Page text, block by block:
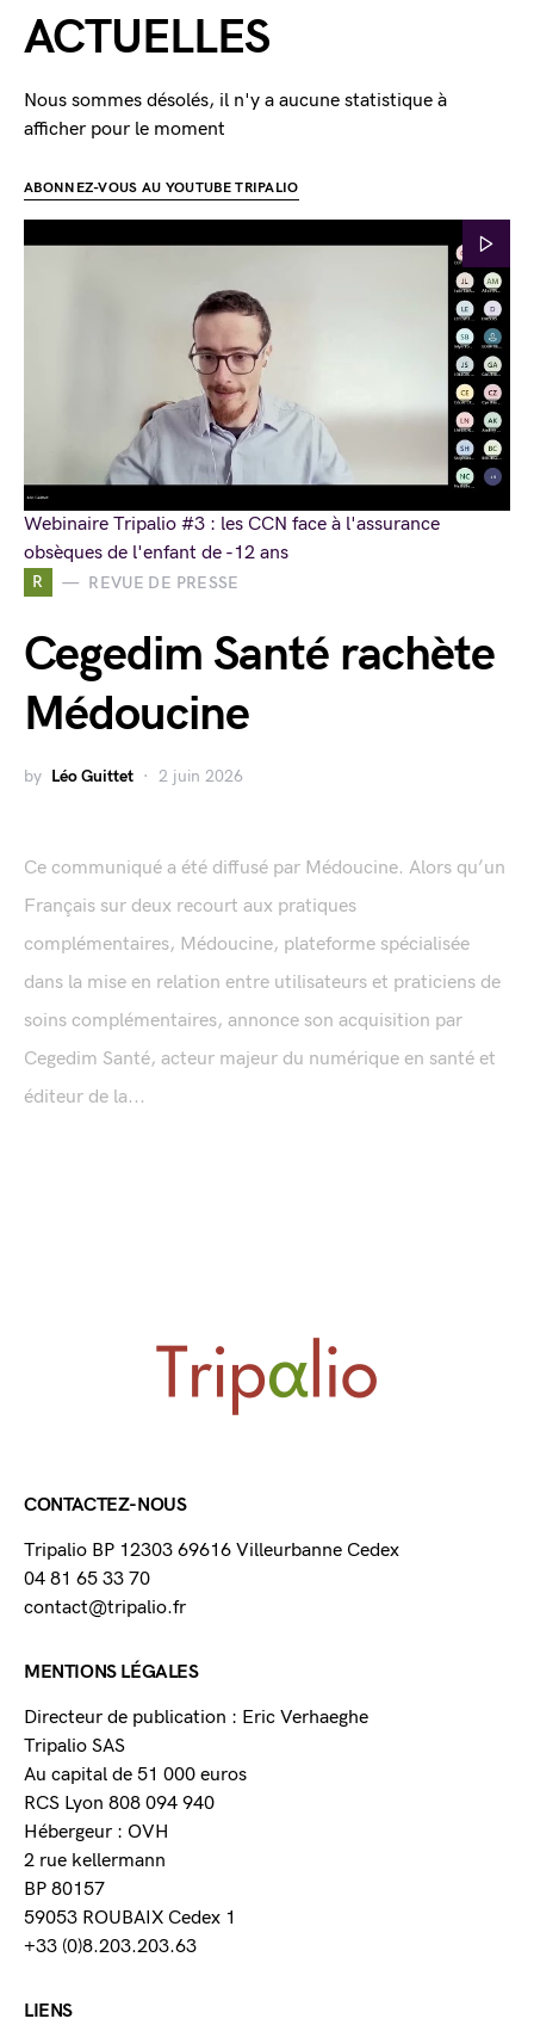
R REVUE DE PRESSE
Cegedim Santé rachète
Médoucine
by Léo Guittet 2 juin 2026
Ce communiqué a été diffusé par Médoucine. Alors qu’un
Français sur deux recourt aux pratiques
complémentaires, Médoucine, plateforme spécialisée
dans la mise en relation entre utilisateurs et praticiens de
soins complémentaires, annonce son acquisition par
Cegedim Santé, acteur majeur du numérique en santé et
éditeur de la...
ACTUELLES
Nous sommes désolés, il n'y a aucune statistique à
afficher pour le moment
ABONNEZ-VOUS AU YOUTUBE TRIPALIO
Webinaire Tripalio #3 : les CCN face à l'assurance
obsèques de l'enfant de -12 ans
CONTACTEZ-NOUS
Tripalio BP 12303 69616 Villeurbanne Cedex
04 81 65 33 70
contact@tripalio.fr
MENTIONS LÉGALES
Directeur de publication : Eric Verhaeghe
Tripalio SAS
Au capital de 51 000 euros
RCS Lyon 808 094 940
Hébergeur : OVH
2 rue kellermann
BP 80157
59053 ROUBAIX Cedex 1
+33 (0)8.203.203.63
LIENS